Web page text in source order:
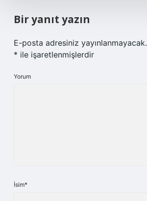
Bir yanıt yazın
E-posta adresiniz yayınlanmayacak.
* ile işaretlenmişlerdir
Yorum
İsim*